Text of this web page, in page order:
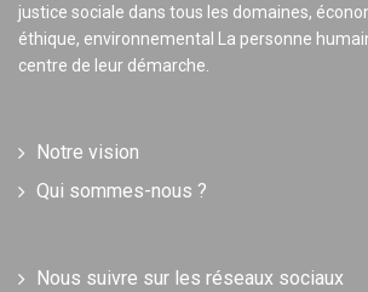
justice sociale dans tous les domaines,
éthique, environnemental La personne
centre de leur démarche.
Notre vision
Qui sommes-nous ?
Nous suivre sur les réseaux sociaux